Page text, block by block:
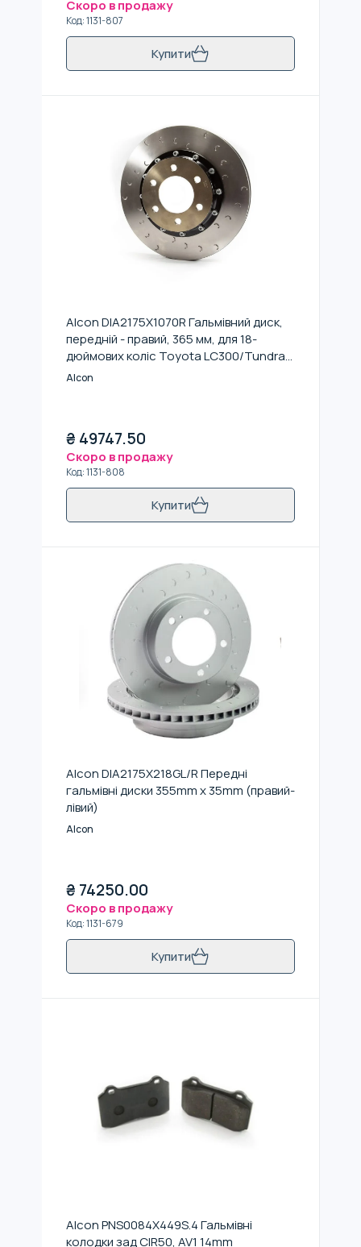
Скоро в продажу
Код:1131-807
Купити
Alcon DIA2175X1070R Гальмівний диск,
передній - правий, 365 мм, для 18-
дюймових коліс Toyota LC300/Tundra
(2022+)
Alcon
₴ 49747.50
Скоро в продажу
Код:1131-808
Купити
Alcon DIA2175X218GL/R Передні
гальмівні диски 355mm x 35mm (правий-
лівий)
Alcon
₴ 74250.00
Скоро в продажу
Код:1131-679
Купити
Alcon PNS0084X449S.4 Гальмівні
колодки зад CIR50, AV1 14mm